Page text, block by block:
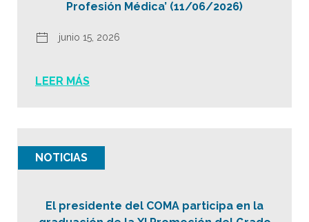
Profesión Médica’ (11/06/2026)
junio 15, 2026
LEER MÁS
NOTICIAS
El presidente del COMA participa en la